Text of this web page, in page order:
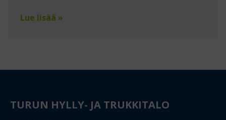
Lue lisää »
TURUN HYLLY- JA TRUKKITALO